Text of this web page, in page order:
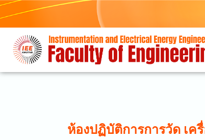
ห้องปฏิบัติการการวัด เค